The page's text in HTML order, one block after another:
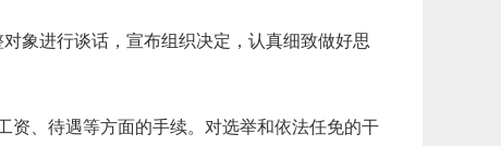
象进行谈话，宣布组织决定，认真细致做好思
资、待遇等方面的手续。对选举和依法任免的干